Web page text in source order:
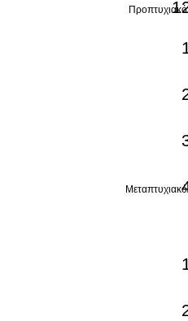
Προπτυχιακό
Μεταπτυχιακό